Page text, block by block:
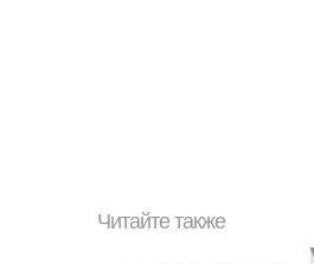
Читайте также